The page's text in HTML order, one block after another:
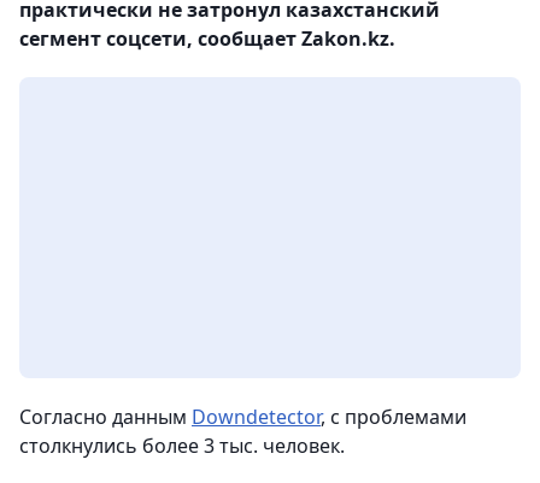
практически не затронул казахстанский
сегмент соцсети, сообщает Zakon.kz.
Согласно данным Downdetector, с проблемами
столкнулись более 3 тыс. человек.